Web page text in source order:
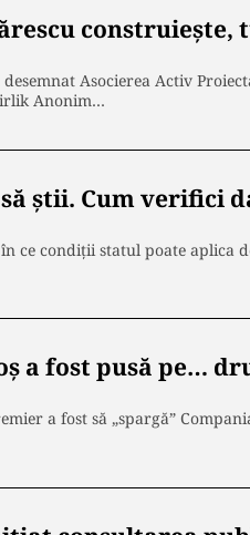
construiește,
Asocierea Activ
Anonim…
știi. Cum verifici
ce condiții statul poate aplica
a fost pusă pe…
a fost să „spargă”